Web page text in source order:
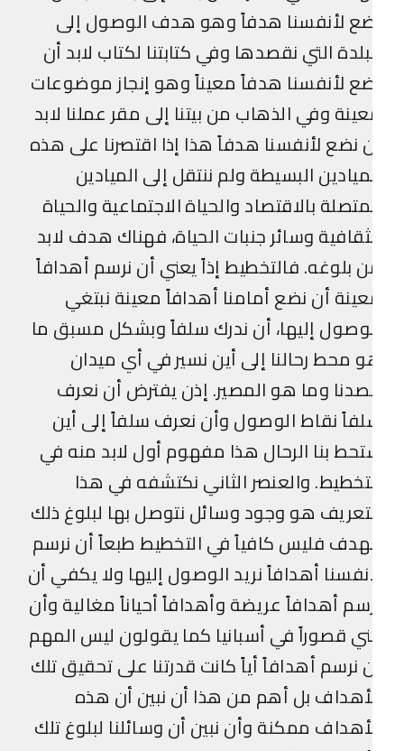
لأنفسنا هدفاً وهو هدف الوصول إلى
التي نقصدها وفي كتابتنا لكتاب لابد أن
لأنفسنا هدفاً معيناً وهو إنجاز موضوعات
وفي الذهاب من بيتنا إلى مقر عملنا لابد
نضع لأنفسنا هدفاً هذا إذا اقتصرنا على هذه
البسيطة ولم ننتقل إلى الميادين
بالاقتصاد والحياة الاجتماعية والحياة
وسائر جنبات الحياة، فهناك هدف لابد
بلوغه. فالتخطيط إذاً يعني أن نرسم أهدافاً
أن نضع أمامنا أهدافاً معينة نبتغي
إليها، أن ندرك سلفاً وبشكل مسبق ما
محط رحالنا إلى أين نسير في أي ميدان
وما هو المصير. إذن يفترض أن نعرف
نقاط الوصول وأن نعرف سلفاً إلى أين
بنا الرحال هذا مفهوم أول لابد منه في
والعنصر الثاني نكتشفه في هذا
هو وجود وسائل نتوصل بها لبلوغ ذلك
فليس كافياً في التخطيط طبعاً أن نرسم
أهدافاً نريد الوصول إليها ولا يكفي أن
أهدافاً عريضة وأهدافاً أحياناً مغالية وأن
قصوراً في أسبانيا كما يقولون ليس المهم
نرسم أهدافاً أياً كانت قدرتنا على تحقيق تلك
بل أهم من هذا أن نبين أن هذه
ممكنة وأن نبين أن وسائلنا لبلوغ تلك